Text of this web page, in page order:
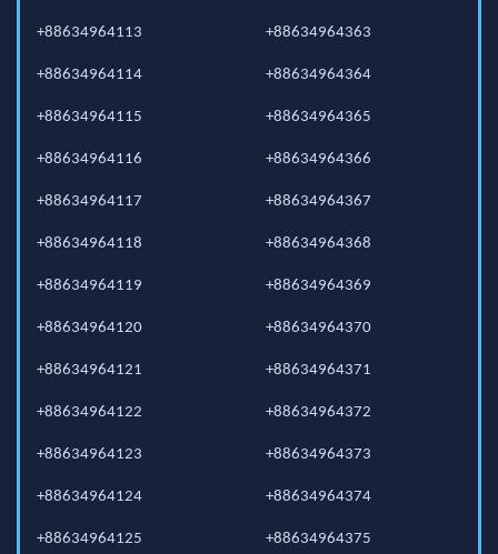
+88634964113
+88634964114
+88634964115
+88634964116
+88634964117
+88634964118
+88634964119
+88634964120
+88634964121
+88634964122
+88634964123
+88634964124
+88634964125
+88634964363
+88634964364
+88634964365
+88634964366
+88634964367
+88634964368
+88634964369
+88634964370
+88634964371
+88634964372
+88634964373
+88634964374
+88634964375